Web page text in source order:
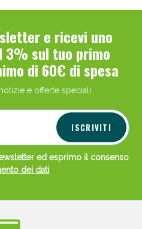
e ricevi uno
3% sul tuo primo
di 60€ di spesa
e offerte speciali
ISCRIVITI
ed esprimo il consenso
dei dati